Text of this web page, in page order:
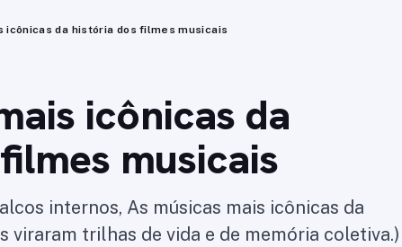
icônicas da história dos filmes musicais
icônicas da
musicais
internos, As músicas mais icônicas da
viraram trilhas de vida e de memória coletiva.)